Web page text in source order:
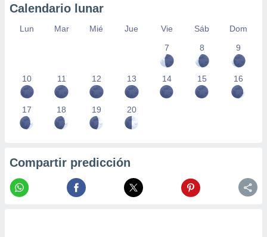
Calendario lunar
Lun Mar Mié Jue Vie Sáb
Dom
7
8 9
10 11 12 13 14 15 16
17 18 19 20
Compartir predicción